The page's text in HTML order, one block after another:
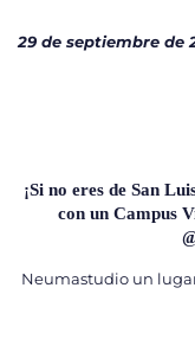
29 de septiembre de
¡Si no eres de San
con un Campus
Neumastudio un